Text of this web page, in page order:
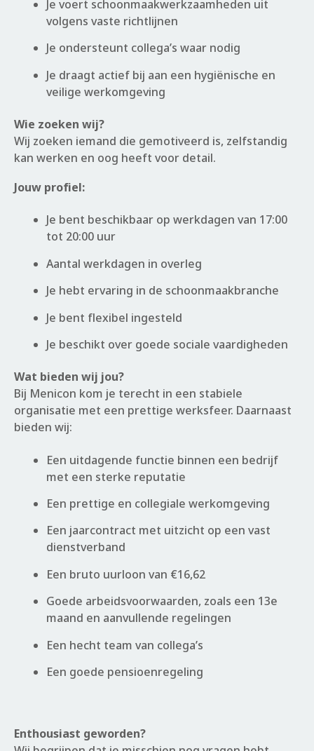
Je voert schoonmaakwerkzaamheden uit
volgens vaste richtlijnen
Je ondersteunt collega’s waar nodig
Je draagt actief bij aan een hygiënische en
veilige werkomgeving
Wie zoeken wij?
Wij zoeken iemand die gemotiveerd is, zelfstandig
kan werken en oog heeft voor detail.
Jouw profiel:
Je bent beschikbaar op werkdagen van 17:00
tot 20:00 uur
Aantal werkdagen in overleg
Je hebt ervaring in de schoonmaakbranche
Je bent flexibel ingesteld
Je beschikt over goede sociale vaardigheden
Wat bieden wij jou?
Bij Menicon kom je terecht in een stabiele
organisatie met een prettige werksfeer. Daarnaast
bieden wij:
Een uitdagende functie binnen een bedrijf
met een sterke reputatie
Een prettige en collegiale werkomgeving
Een jaarcontract met uitzicht op een vast
dienstverband
Een bruto uurloon van €16,62
Goede arbeidsvoorwaarden, zoals een 13e
maand en aanvullende regelingen
Een hecht team van collega’s
Een goede pensioenregeling
Enthousiast geworden?